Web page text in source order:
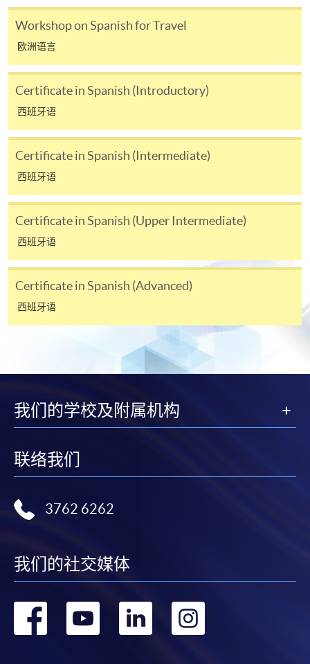
Workshop on Spanish for Travel
欧洲语言
Certificate in Spanish (Introductory)
西班牙语
Certificate in Spanish (Intermediate)
西班牙语
Certificate in Spanish (Upper Intermediate)
西班牙语
Certificate in Spanish (Advanced)
西班牙语
我们的学校及附属机构
联络我们
3762 6262
我们的社交媒体
转
转
转